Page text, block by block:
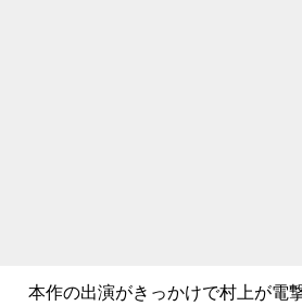
本作の出演がきっかけで村上が電